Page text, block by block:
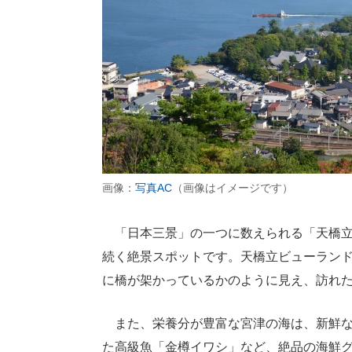
画像： 写真AC （画像はイメージです）
「日本三景」の一つに数えられる「天橋
続く絶景スポットです。天橋立ビューラン
に橋が架かっているかのように見え、訪れ
また、栄養分が豊富な宮津の海は、新鮮
た高級魚「金樽イワシ」など、絶品の海鮮